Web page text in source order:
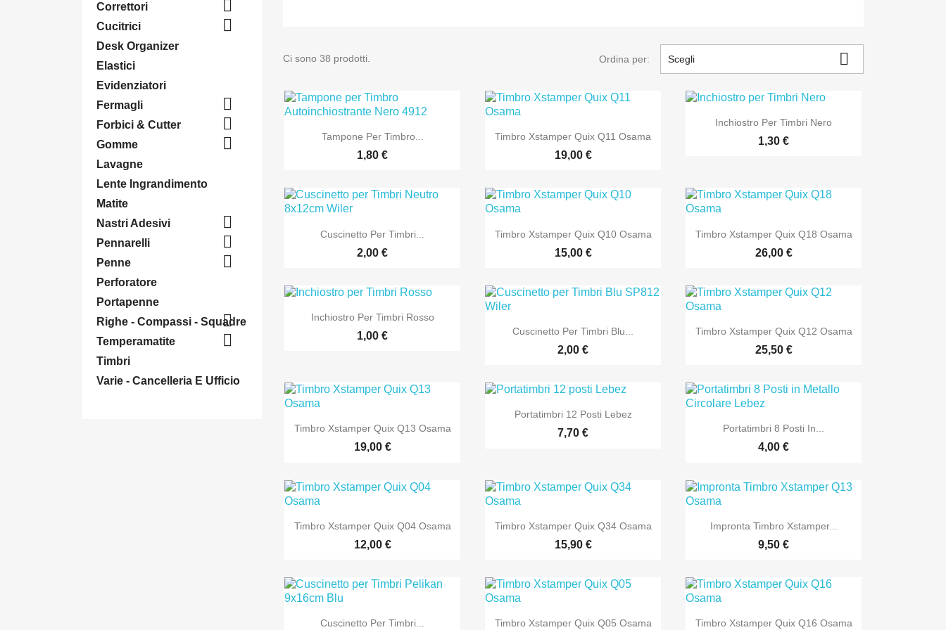
Correttori 
Cucitrici 
Desk Organizer
Elastici
Evidenziatori
Fermagli

Forbici & Cutter 
Gomme 
Lavagne
Lente Ingrandimento
Matite
Nastri Adesivi

Pennarelli 
Penne 
Perforatore
Portapenne
Righe - Compassi - Squadre

Temperamatite 
Timbri
Varie - Cancelleria E Ufficio
Ci sono 38 prodotti. Ordina per: Scegli 
 Anteprima
Tampone Per Timbro...
1,80 €
 Anteprima
Timbro Xstamper Quix Q11 Osama
19,00 €
 Anteprima
Inchiostro Per Timbri Nero
1,30 €
 Anteprima
Cuscinetto Per Timbri...
2,00 €
 Anteprima
Timbro Xstamper Quix Q10 Osama
15,00 €
 Anteprima
Timbro Xstamper Quix Q18 Osama
26,00 €
 Anteprima
Inchiostro Per Timbri Rosso
1,00 €  Anteprima
Cuscinetto Per Timbri Blu...
2,00 €
 Anteprima
Timbro Xstamper Quix Q12 Osama
25,50 €
 Anteprima
Timbro Xstamper Quix Q13 Osama
19,00 €
 Anteprima
Portatimbri 12 Posti Lebez
7,70 €  Anteprima
Portatimbri 8 Posti In...
4,00 €
 Anteprima
Timbro Xstamper Quix Q04 Osama
12,00 €
 Anteprima
Timbro Xstamper Quix Q34 Osama
15,90 €
 Anteprima
Impronta Timbro Xstamper...
9,50 €
 Anteprima
Cuscinetto Per Timbri...  Anteprima
Timbro Xstamper Quix Q05 Osama  Anteprima
Timbro Xstamper Quix Q16 Osama